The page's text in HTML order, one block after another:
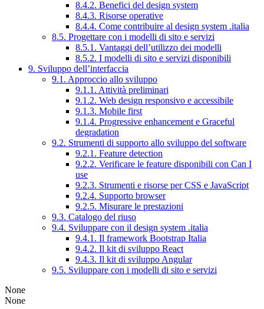
8.4.2. Benefici del design system
8.4.3. Risorse operative
8.4.4. Come contribuire al design system .italia
8.5. Progettare con i modelli di sito e servizi
8.5.1. Vantaggi dell’utilizzo dei modelli
8.5.2. I modelli di sito e servizi disponibili
9. Sviluppo dell’interfaccia
9.1. Approccio allo sviluppo
9.1.1. Attività preliminari
9.1.2. Web design responsivo e accessibile
9.1.3. Mobile first
9.1.4. Progressive enhancement e Graceful
degradation
9.2. Strumenti di supporto allo sviluppo del software
9.2.1. Feature detection
9.2.2. Verificare le feature disponibili con Can I
use
9.2.3. Strumenti e risorse per CSS e JavaScript
9.2.4. Supporto browser
9.2.5. Misurare le prestazioni
9.3. Catalogo del riuso
9.4. Sviluppare con il design system .italia
9.4.1. Il framework Bootstrap Italia
9.4.2. Il kit di sviluppo React
9.4.3. Il kit di sviluppo Angular
9.5. Sviluppare con i modelli di sito e servizi
None
None